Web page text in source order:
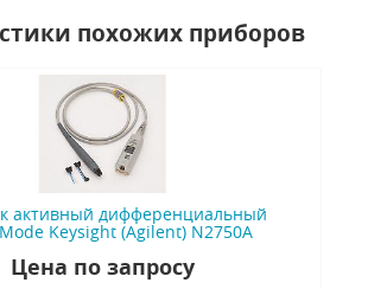
похожих приборов
активный дифференциальный
Keysight (Agilent) N2750A
Цена по запросу